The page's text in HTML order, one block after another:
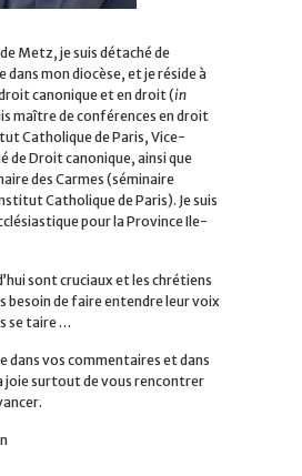
Metz, je suis détaché de
dans mon diocèse, et je réside à
canonique et en droit (in
maître de conférences en droit
Catholique de Paris, Vice-
de Droit canonique, ainsi que
des Carmes (séminaire
Catholique de Paris). Je suis
pour la Province Ile-
sont cruciaux et les chrétiens
besoin de faire entendre leur voix
se taire …
dans vos commentaires et dans
joie surtout de vous rencontrer